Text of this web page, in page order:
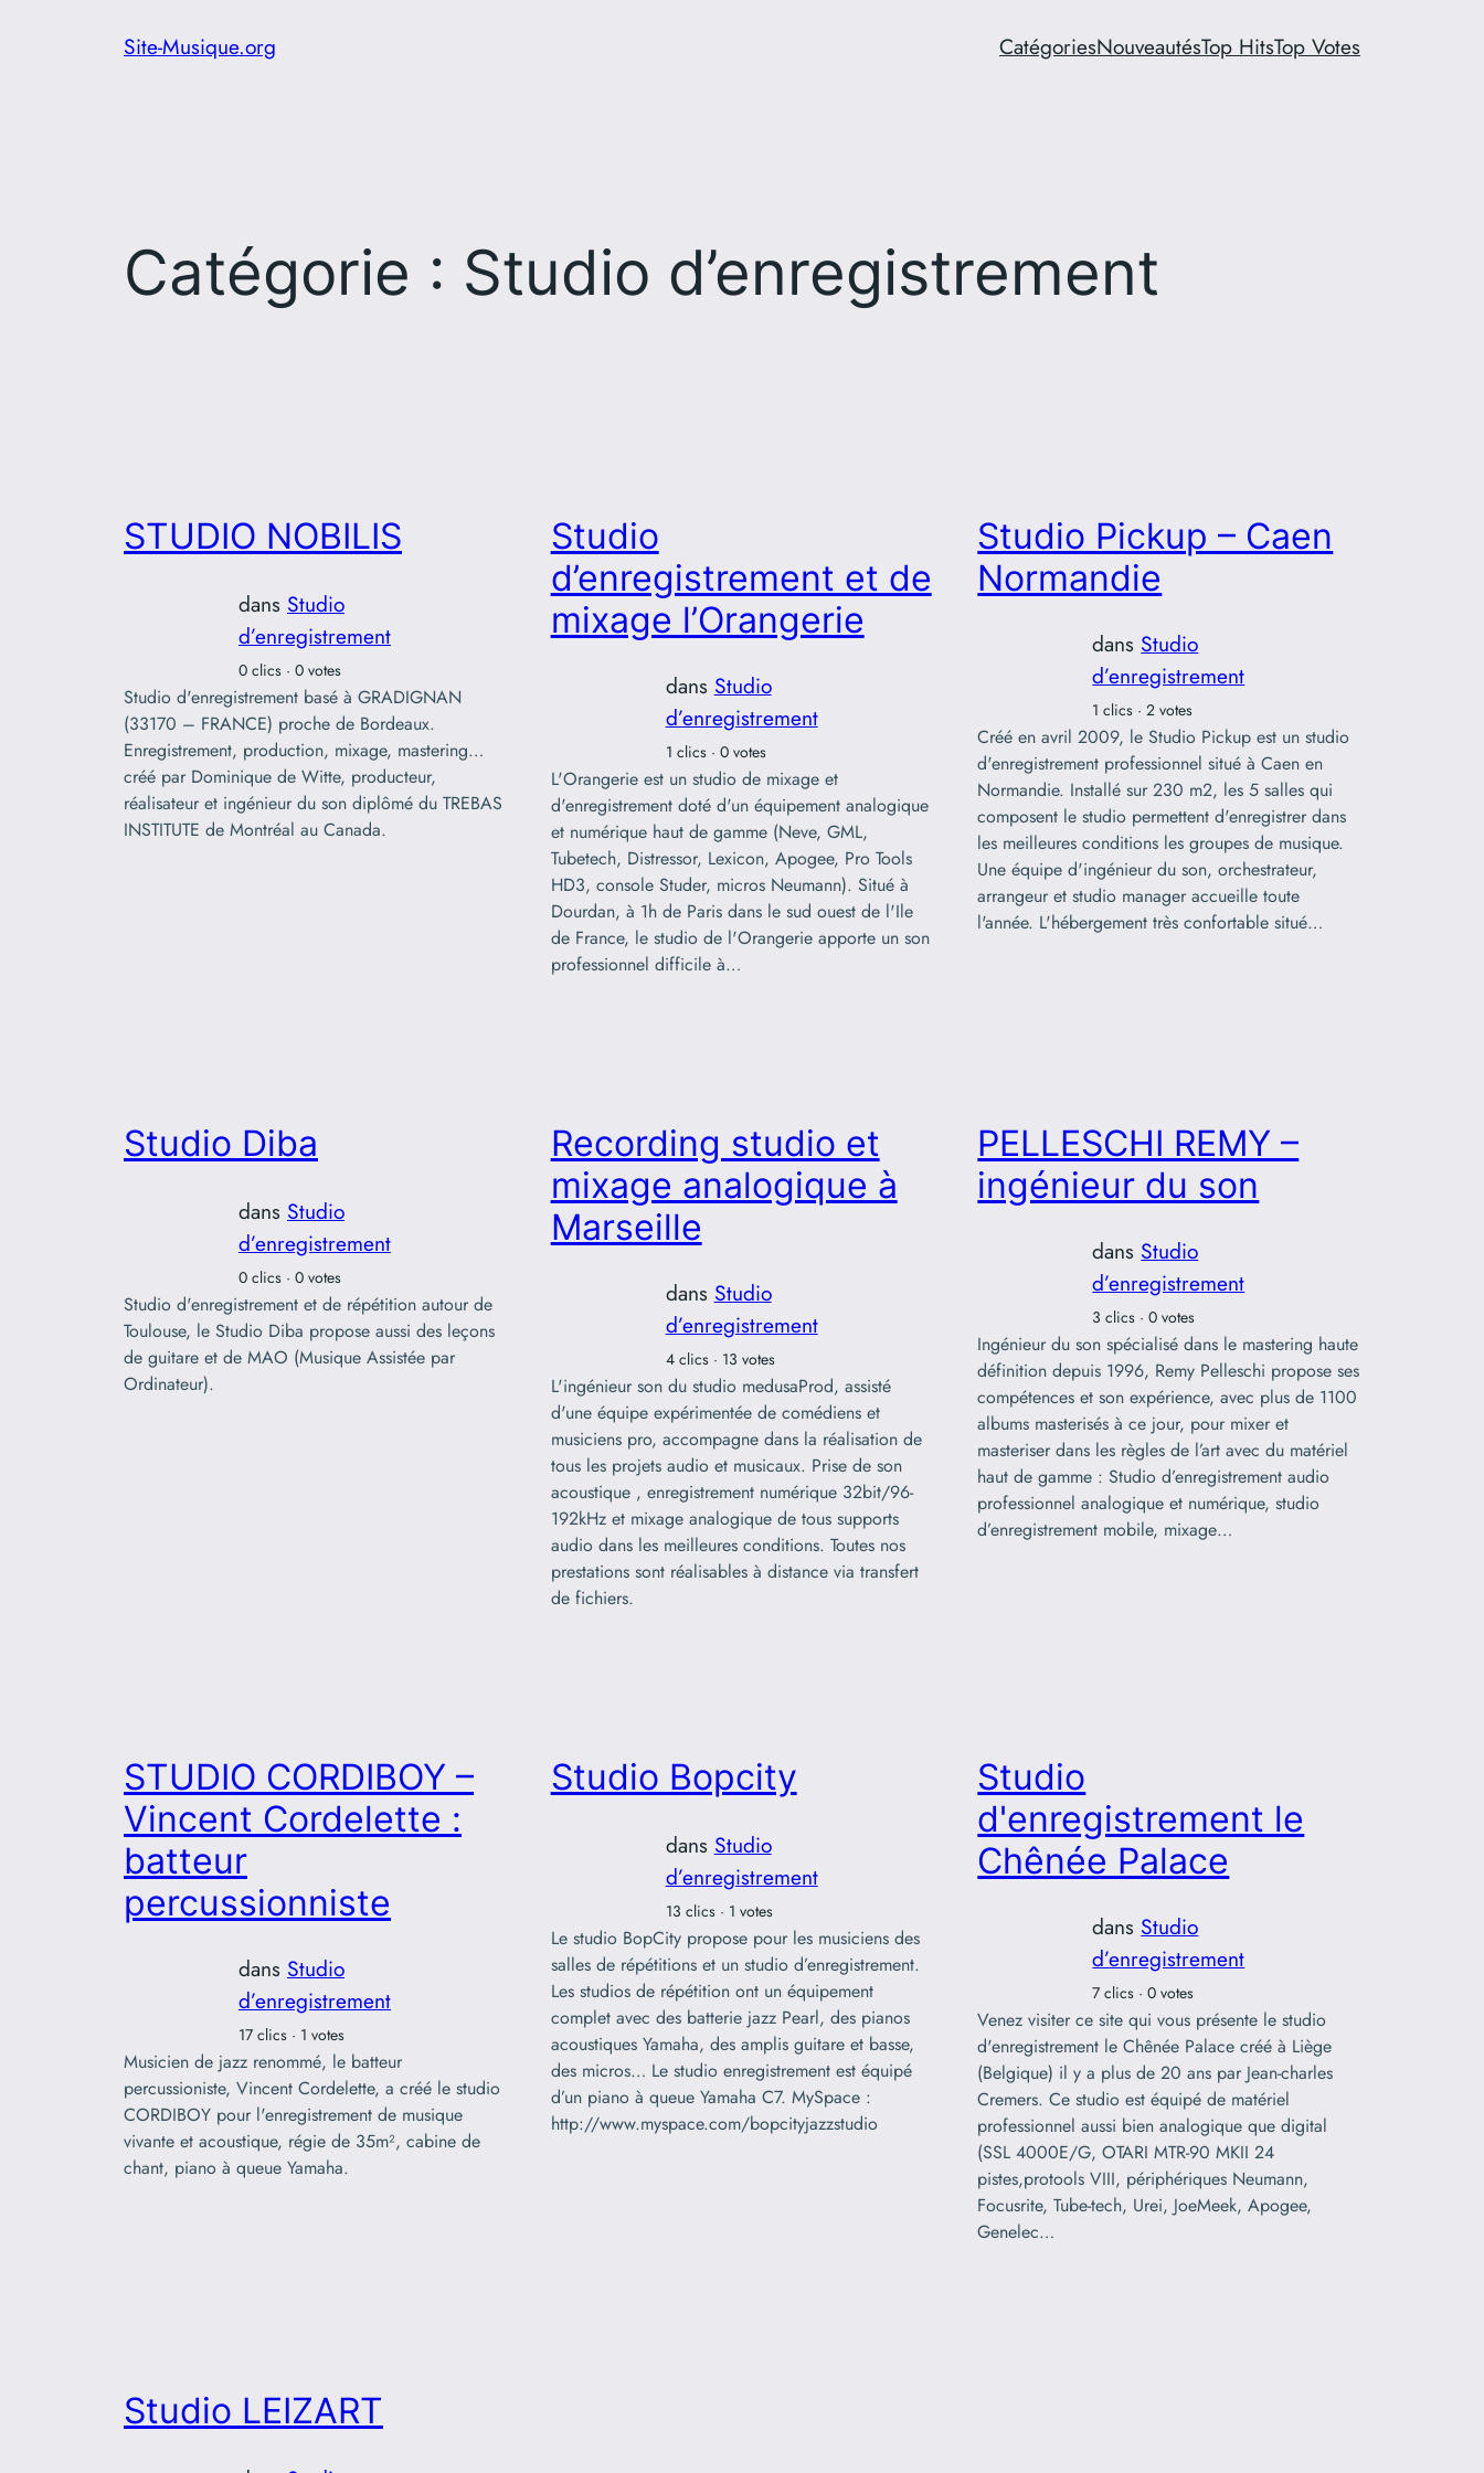
Site-Musique.org CatégoriesNouveautésTop HitsTop Votes
Catégorie : Studio d’enregistrement
STUDIO NOBILIS
dans Studio
d’enregistrement
0 clics · 0 votes
Studio d'enregistrement basé à GRADIGNAN
(33170 – FRANCE) proche de Bordeaux.
Enregistrement, production, mixage, mastering…
créé par Dominique de Witte, producteur,
réalisateur et ingénieur du son diplômé du TREBAS
INSTITUTE de Montréal au Canada.
Studio
d’enregistrement et de
mixage l’Orangerie
dans Studio
d’enregistrement
1 clics · 0 votes
L'Orangerie est un studio de mixage et
d'enregistrement doté d'un équipement analogique
et numérique haut de gamme (Neve, GML,
Tubetech, Distressor, Lexicon, Apogee, Pro Tools
HD3, console Studer, micros Neumann). Situé à
Dourdan, à 1h de Paris dans le sud ouest de l'Ile
de France, le studio de l'Orangerie apporte un son
professionnel difficile à…
Studio Pickup – Caen
Normandie
dans Studio
d’enregistrement
1 clics · 2 votes
Créé en avril 2009, le Studio Pickup est un studio
d'enregistrement professionnel situé à Caen en
Normandie. Installé sur 230 m2, les 5 salles qui
composent le studio permettent d'enregistrer dans
les meilleures conditions les groupes de musique.
Une équipe d'ingénieur du son, orchestrateur,
arrangeur et studio manager accueille toute
l'année. L'hébergement très confortable situé…
Studio Diba
dans Studio
d’enregistrement
0 clics · 0 votes
Studio d'enregistrement et de répétition autour de
Toulouse, le Studio Diba propose aussi des leçons
de guitare et de MAO (Musique Assistée par
Ordinateur).
Recording studio et
mixage analogique à
Marseille
dans Studio
d’enregistrement
4 clics · 13 votes
L'ingénieur son du studio medusaProd, assisté
d'une équipe expérimentée de comédiens et
musiciens pro, accompagne dans la réalisation de
tous les projets audio et musicaux. Prise de son
acoustique , enregistrement numérique 32bit/96-
192kHz et mixage analogique de tous supports
audio dans les meilleures conditions. Toutes nos
prestations sont réalisables à distance via transfert
de fichiers.
PELLESCHI REMY –
ingénieur du son
dans Studio
d’enregistrement
3 clics · 0 votes
Ingénieur du son spécialisé dans le mastering haute
définition depuis 1996, Remy Pelleschi propose ses
compétences et son expérience, avec plus de 1100
albums masterisés à ce jour, pour mixer et
masteriser dans les règles de l’art avec du matériel
haut de gamme : Studio d’enregistrement audio
professionnel analogique et numérique, studio
d’enregistrement mobile, mixage…
STUDIO CORDIBOY –
Vincent Cordelette :
batteur
percussionniste
dans Studio
d’enregistrement
17 clics · 1 votes
Musicien de jazz renommé, le batteur
percussioniste, Vincent Cordelette, a créé le studio
CORDIBOY pour l'enregistrement de musique
vivante et acoustique, régie de 35m², cabine de
chant, piano à queue Yamaha.
Studio Bopcity
dans Studio
d’enregistrement
13 clics · 1 votes
Le studio BopCity propose pour les musiciens des
salles de répétitions et un studio d’enregistrement.
Les studios de répétition ont un équipement
complet avec des batterie jazz Pearl, des pianos
acoustiques Yamaha, des amplis guitare et basse,
des micros… Le studio enregistrement est équipé
d’un piano à queue Yamaha C7. MySpace :
http://www.myspace.com/bopcityjazzstudio
Studio
d'enregistrement le
Chênée Palace
dans Studio
d’enregistrement
7 clics · 0 votes
Venez visiter ce site qui vous présente le studio
d'enregistrement le Chênée Palace créé à Liège
(Belgique) il y a plus de 20 ans par Jean-charles
Cremers. Ce studio est équipé de matériel
professionnel aussi bien analogique que digital
(SSL 4000E/G, OTARI MTR-90 MKII 24
pistes,protools VIII, périphériques Neumann,
Focusrite, Tube-tech, Urei, JoeMeek, Apogee,
Genelec…
Studio LEIZART